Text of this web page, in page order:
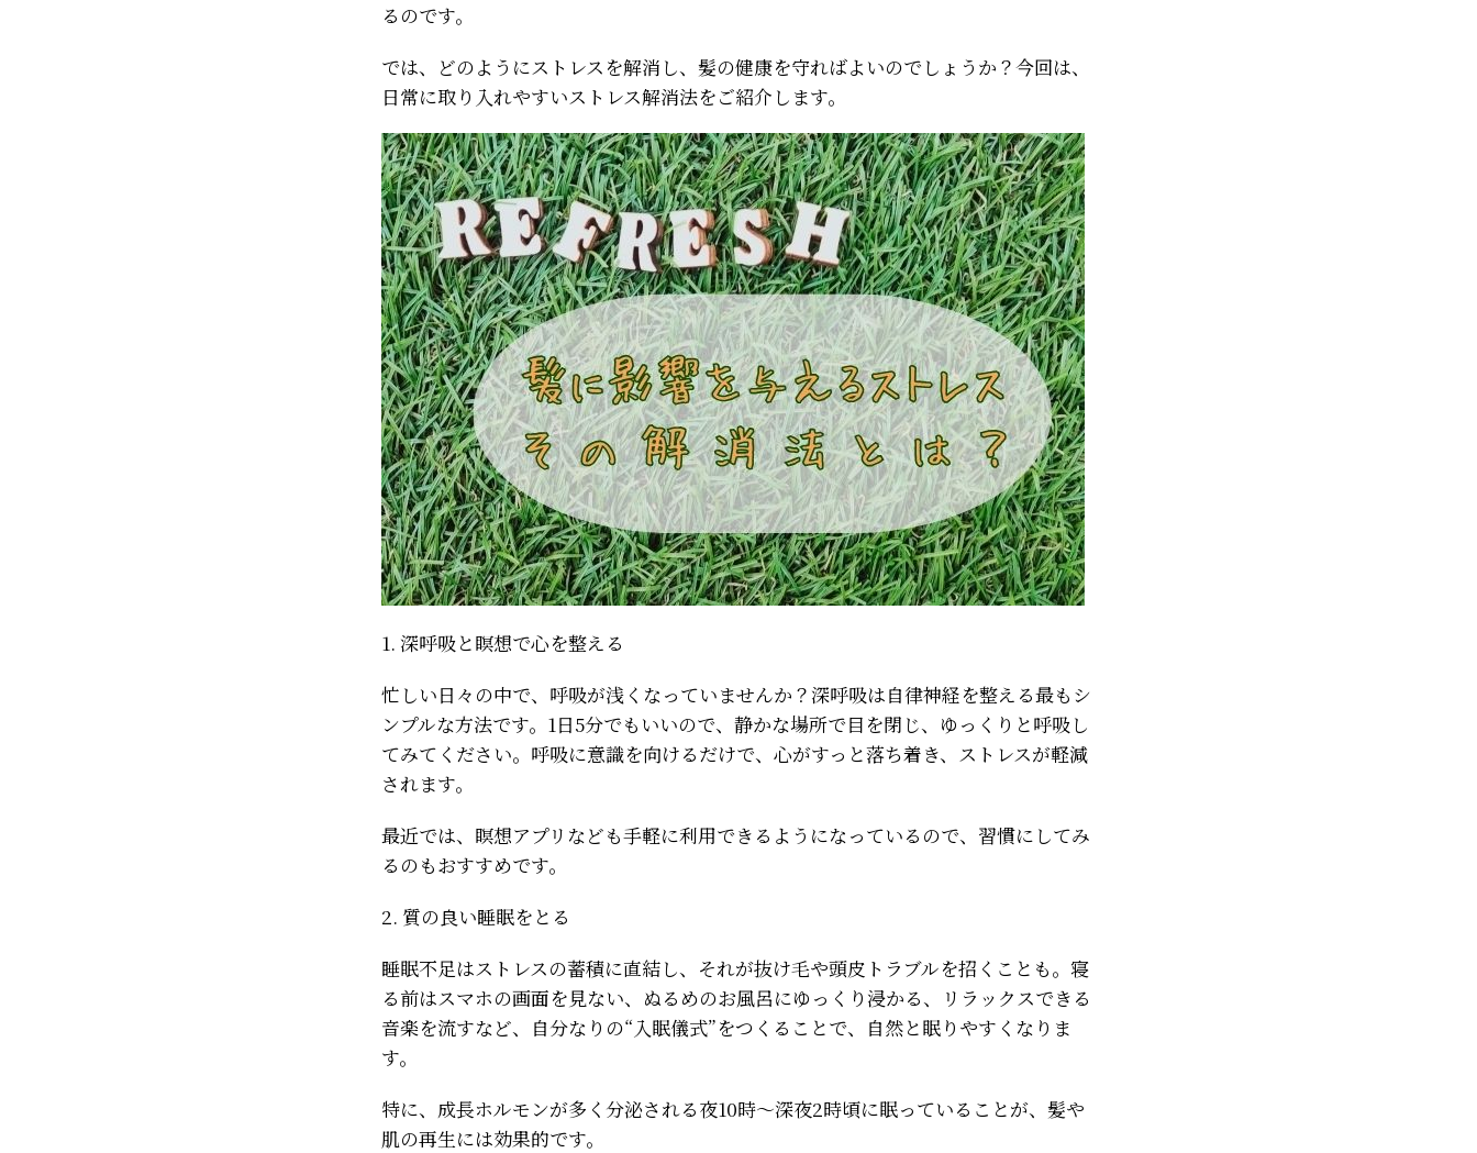
るのです。
では、どのようにストレスを解消し、髪の健康を守ればよいのでしょうか？今回は、
日常に取り入れやすいストレス解消法をご紹介します。
1. 深呼吸と瞑想で心を整える
忙しい日々の中で、呼吸が浅くなっていませんか？深呼吸は自律神経を整える最もシ
ンプルな方法です。1日5分でもいいので、静かな場所で目を閉じ、ゆっくりと呼吸し
てみてください。呼吸に意識を向けるだけで、心がすっと落ち着き、ストレスが軽減
されます。
最近では、瞑想アプリなども手軽に利用できるようになっているので、習慣にしてみ
るのもおすすめです。
2. 質の良い睡眠をとる
睡眠不足はストレスの蓄積に直結し、それが抜け毛や頭皮トラブルを招くことも。寝
る前はスマホの画面を見ない、ぬるめのお風呂にゆっくり浸かる、リラックスできる
音楽を流すなど、自分なりの“入眠儀式”をつくることで、自然と眠りやすくなりま
す。
特に、成長ホルモンが多く分泌される夜10時〜深夜2時頃に眠っていることが、髪や
肌の再生には効果的です。